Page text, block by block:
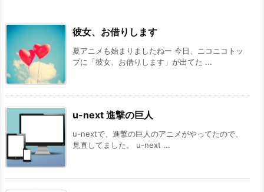
彼女、お借りします
夏アニメも始まりましたねー 今日、ニコニコトッ
プに「彼女、お借りします」が出てた ...
u-next 進撃の巨人
u-nextで、進撃の巨人のアニメがやってたので、
見直してました。 u-next ...